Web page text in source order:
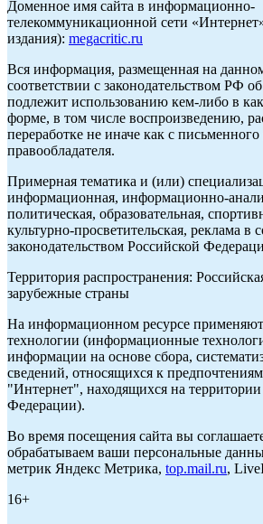
Доменное имя сайта в информационно-
телекоммуникационной сети
издания): megacritic.ru
Вся информация, размещенная на
соответствии с законодательством РФ
подлежит использованию кем-либо в
форме, в том числе воспроизведению,
переработке не иначе как с
правообладателя.
Примерная тематика и (или)
информационная, информационно-
политическая, образовательная,
культурно-просветительская, реклама в
законодательством Российской
Территория распространения:
зарубежные страны
На информационном ресурсе
технологии (информационные
информации на основе сбора,
сведений, относящихся к предпочтениям
"Интернет", находящихся на
Федерации).
Во время посещения сайта вы
обрабатываем ваши персональные
метрик Яндекс Метрика, top.mail.ru,
16+